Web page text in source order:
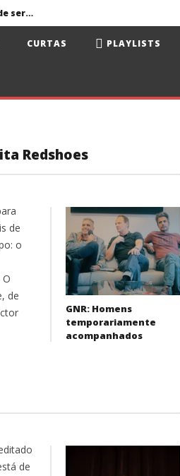
Primavera Sound Porto: pode a realidade ser mais dura do que a ficção?
CURTAS PLAYLISTS
Redshoes
de
o
de
GNR: Homens
temporariamente
acompanhados
de